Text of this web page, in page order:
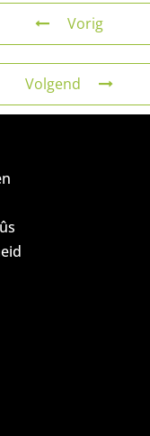
Vorig
Volgend